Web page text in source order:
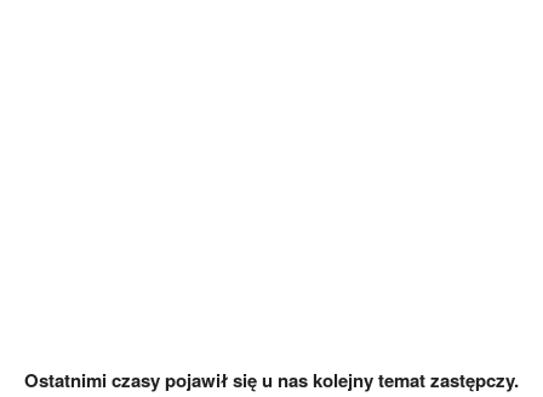
Ostatnimi czasy pojawił się u nas kolejny temat zastępczy.